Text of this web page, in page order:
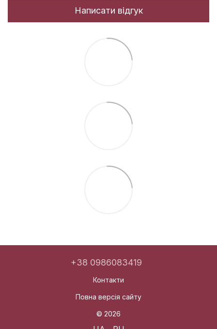
Написати відгук
+38 0986083419
Контакти
Повна версія сайту
© 2026